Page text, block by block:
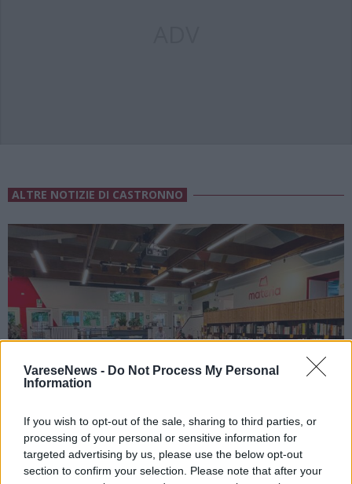
VareseNews - Do Not Process My Personal
Information
If you wish to opt-out of the sale, sharing to third parties, or
processing of your personal or sensitive information for
targeted advertising by us, please use the below opt-out
section to confirm your selection. Please note that after your
ALTRE NOTIZIE DI CASTRONNO
CASTRONNO